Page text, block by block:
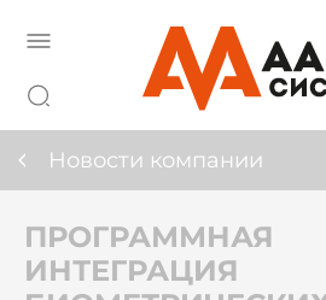
Новости компании
ПРОГРАММНАЯ
ИНТЕГРАЦИЯ